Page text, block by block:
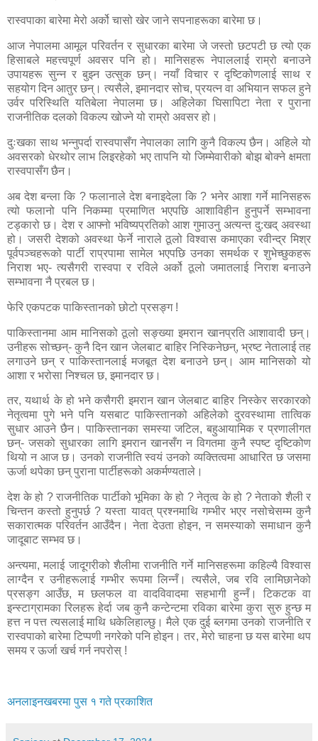
रास्वपाका बारेमा मेरो अर्को चासो खेर जाने सपनाहरूका बारेमा छ।
आज नेपालमा आमूल परिवर्तन र सुधारका बारेमा जे जस्तो छटपटी छ त्यो एक
हिसाबले महत्त्वपूर्ण अवसर पनि हो। मानिसहरू नेपाललाई राम्रो बनाउने
उपायहरू सुन्न र बुझ्न उत्सुक छन्। नयाँ विचार र दृष्टिकोणलाई साथ र
सहयोग दिन आतुर छन्। त्यसैले, इमानदार सोच, प्रयत्न वा अभियान सफल हुने
उर्वर परिस्थिति यतिबेला नेपालमा छ। अहिलेका घिसापिटा नेता र पुराना
राजनीतिक दलको विकल्प खोज्ने यो राम्रो अवसर हो।
दुःखका साथ भन्नुपर्दा रास्वपासँग नेपालका लागि कुनै विकल्प छैन। अहिले यो
अवसरको धेरथोर लाभ लिइरहेको भए तापनि यो जिम्मेवारीको बोझ बोक्ने क्षमता
रास्वपासँग छैन।
अब देश बन्ला कि ? फलानाले देश बनाइदेला कि ? भनेर आशा गर्ने मानिसहरू
त्यो फलानो पनि निकम्मा प्रमाणित भएपछि आशाविहीन हुनुपर्ने सम्भावना
टड्कारो छ। देश र आफ्नो भविष्यप्रतिको आश गुमाउनु अत्यन्त दु:खद् अवस्था
हो। जसरी देशको अवस्था फेर्ने नाराले ठूलो विश्वास कमाएका रवीन्द्र मिश्र
पूर्वपञ्चहरूको पार्टी राप्रपामा सामेल भएपछि उनका समर्थक र शुभेच्छुकहरू
निराश भए- त्यसैगरी रास्वपा र रविले अर्को ठूलो जमातलाई निराश बनाउने
सम्भावना नै प्रबल छ।
फेरि एकपटक पाकिस्तानको छोटो प्रसङ्ग !
पाकिस्तानमा आम मानिसको ठूलो सङ्ख्या इमरान खानप्रति आशावादी छन्।
उनीहरू सोच्छन्- कुनै दिन खान जेलबाट बाहिर निस्किनेछन्, भ्रष्ट नेतालाई तह
लगाउने छन् र पाकिस्तानलाई मजबूत देश बनाउने छन्। आम मानिसको यो
आशा र भरोसा निश्चल छ, इमानदार छ।
तर,यथार्थ के हो भने कसैगरी इमरान खान जेलबाट बाहिर निस्केर सरकारको
नेतृत्वमा पुगे भने पनि यसबाट पाकिस्तानको अहिलेको दुरवस्थामा तात्विक
सुधार आउने छैन। पाकिस्तानका समस्या जटिल,बहुआयामिक र प्रणालीगत
छन्- जसको सुधारका लागि इमरान खानसँग न विगतमा कुनै स्पष्ट दृष्टिकोण
थियो न आज छ। उनको राजनीति स्वयं उनको व्यक्तित्वमा आधारित छ जसमा
ऊर्जा थपेका छन् पुराना पार्टीहरूको अकर्मण्यताले।
देश के हो ? राजनीतिक पार्टीको भूमिका के हो ? नेतृत्व के हो ? नेताको शैली र
चिन्तन कस्तो हुनुपर्छ?यस्ता यावत् प्रश्नमाथि गम्भीर भएर नसोचेसम्म कुनै
सकारात्मक परिवर्तन आउँदैन। नेता देउता होइन, न समस्याको समाधान कुनै
जादूबाट सम्भव छ।
अन्त्यमा,मलाई जादूगरीको शैलीमा राजनीति गर्ने मानिसहरूमा कहिल्यै विश्वास
लाग्दैन र उनीहरूलाई गम्भीर रूपमा लिन्नँ। त्यसैले,जब रवि लामिछानेको
प्रसङ्ग आउँछ,म छलफल वा वादविवादमा सहभागी हुन्नँ। टिकटक वा
इन्स्टाग्रामका रिलहरू हेर्दा जब कुनै कन्टेन्टमा रविका बारेमा कुरा सुरु हुन्छ म
हत्त न पत्त त्यसलाई माथि धकेलिहाल्छु। मैले एक दुई ब्लगमा उनको राजनीति र
रास्वपाको बारेमा टिप्पणी नगरेको पनि होइन। तर, मेरो चाहना छ यस बारेमा थप
समय र ऊर्जा खर्च गर्न नपरोस् !
अनलाइनखबरमा पुस १ गते प्रकाशित